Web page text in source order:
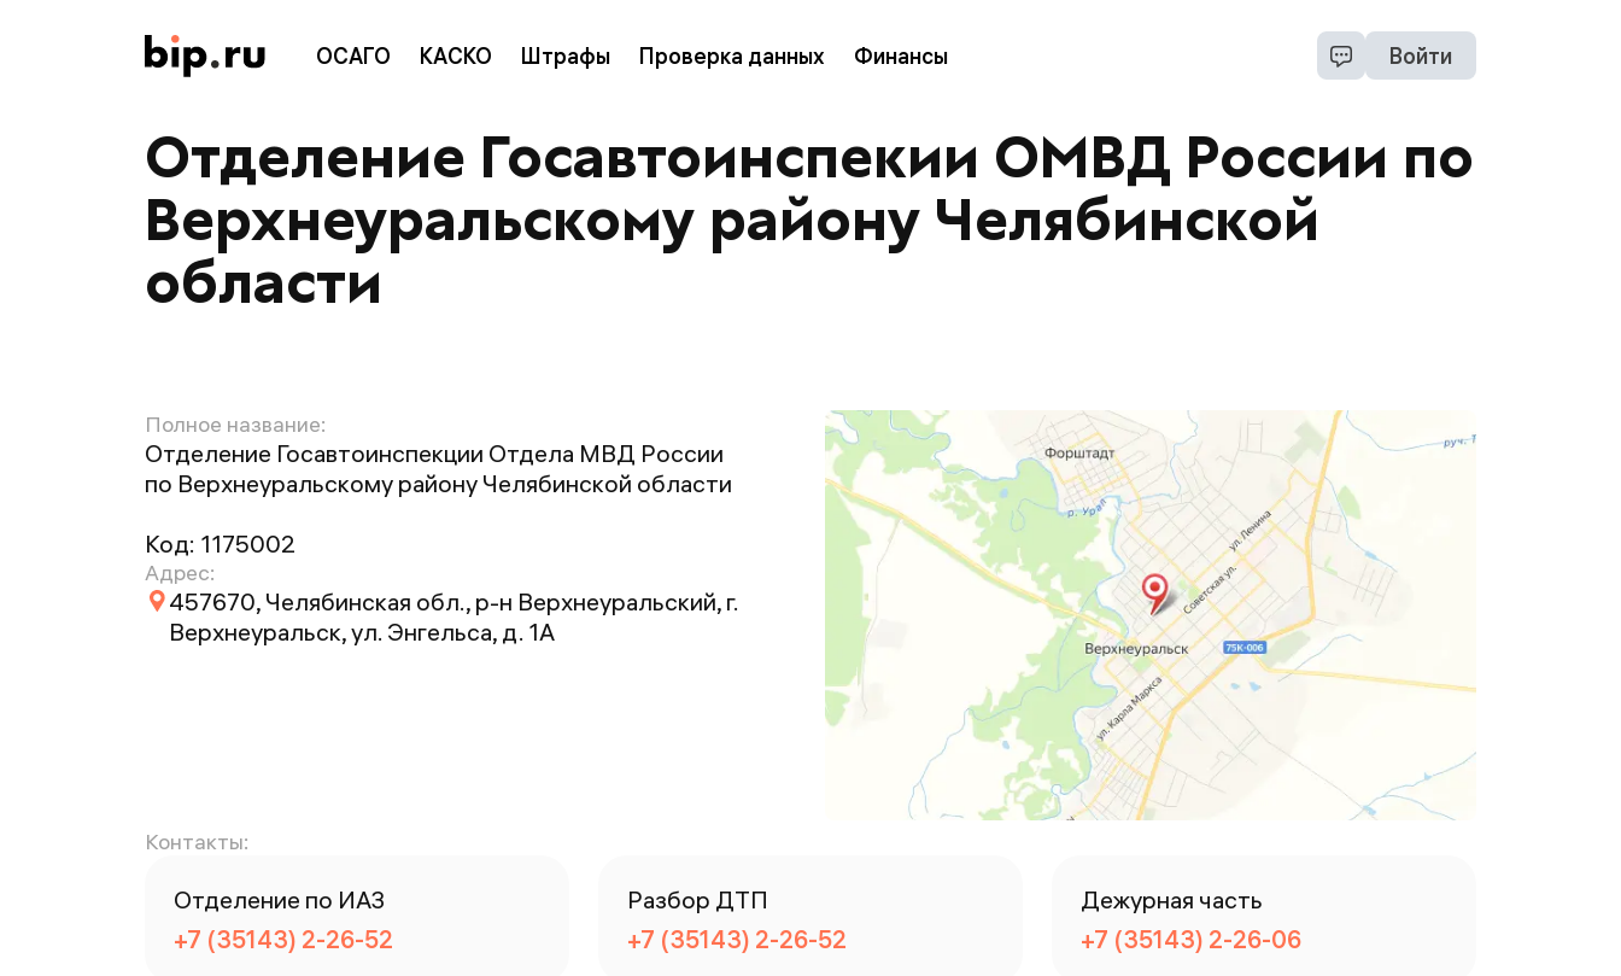
ОСАГО КАСКО Штрафы Проверка данных Финансы Войти
Отделение Госавтоинспекии ОМВД России по
Верхнеуральскому району Челябинской
области
Полное название:
Отделение Госавтоинспекции Отдела МВД России
по Верхнеуральскому району Челябинской области
Код: 1175002
Адрес:
457670, Челябинская обл., р-н Верхнеуральский, г.
Верхнеуральск, ул. Энгельса, д. 1А
Контакты:
Отделение по ИАЗ
+7 (35143) 2-26-52
Разбор ДТП
+7 (35143) 2-26-52
Дежурная часть
+7 (35143) 2-26-06